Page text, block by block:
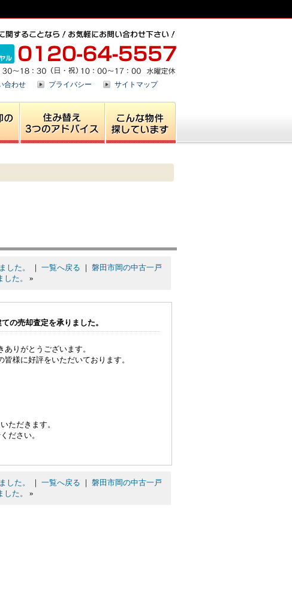
合わせ プライバシー サイトマップ
した。 ｜ 一覧へ戻る ｜ 磐田市岡の中古一戸
た。
»
の売却査定を承りました。
りがとうございます。
様に好評をいただいております。
ただきます。
ださい。
した。 ｜ 一覧へ戻る ｜ 磐田市岡の中古一戸
た。
»